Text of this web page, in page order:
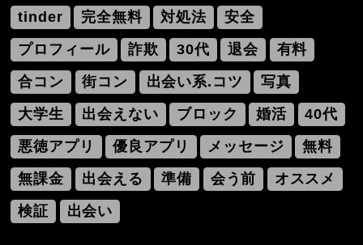
tinder
完全無料 対処法
安全
プロフィール
詐欺 30代 退会
有料
合コン
街コン 出会い系.コツ
写真
大学生
出会えない ブロック 婚活
40代
悪徳アプリ
優良アプリ メッセージ
無料
無課金
出会える 準備 会う前
オススメ
検証
出会い